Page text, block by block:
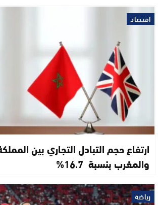
اقتصاد
ارتفاع حجم التبادل التجاري بين
والمغرب بنسبة 16.7%
رياضة